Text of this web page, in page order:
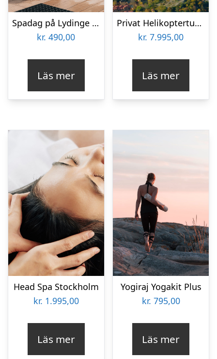
Spadag på Lydinge Resort
kr. 490,00
Läs mer
Privat Helikoptertur Stockholm
kr. 7.995,00
Läs mer
Head Spa Stockholm
kr. 1.995,00
Läs mer
Yogiraj Yogakit Plus
kr. 795,00
Läs mer